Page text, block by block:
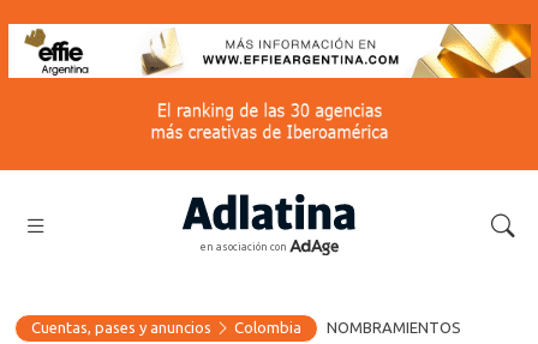
en asociación con
Cuentas, pases y anuncios Colombia NOMBRAMIENTOS